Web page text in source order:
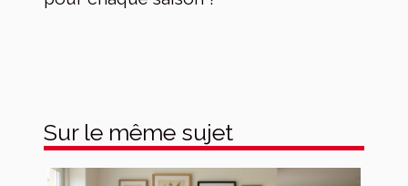
Sur le même sujet